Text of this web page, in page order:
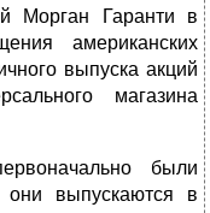
Морган Гаранти в
американских
выпуска акций
магазина
были
они выпускаются в